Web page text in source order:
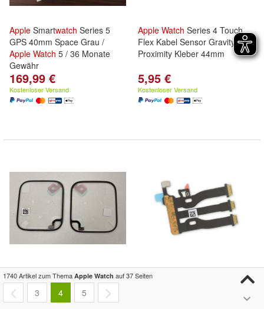
Apple Smartwatch Series 5
GPS 40mm Space Grau /
Apple Watch 5 / 36 Monate
Gewähr
169,99 €
Kostenloser Versand
Apple Watch Series 4 Touch
Flex Kabel Sensor Gravity
Proximity Kleber 44mm
5,95 €
Kostenloser Versand
Apple WatchSeries 5 Touch
Flex Kabel Sensor Gravity
Proximity Kleber 40mm
LCD Display Flex Kabel
Gen 40mm Zubehör Reparatur
1740 Artikel zum Thema Apple Watch auf 37 Seiten
3 4 5